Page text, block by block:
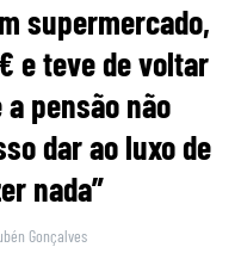
supermercado,
e teve de voltar
pensão não
dar ao luxo de
nada”
Gonçalves